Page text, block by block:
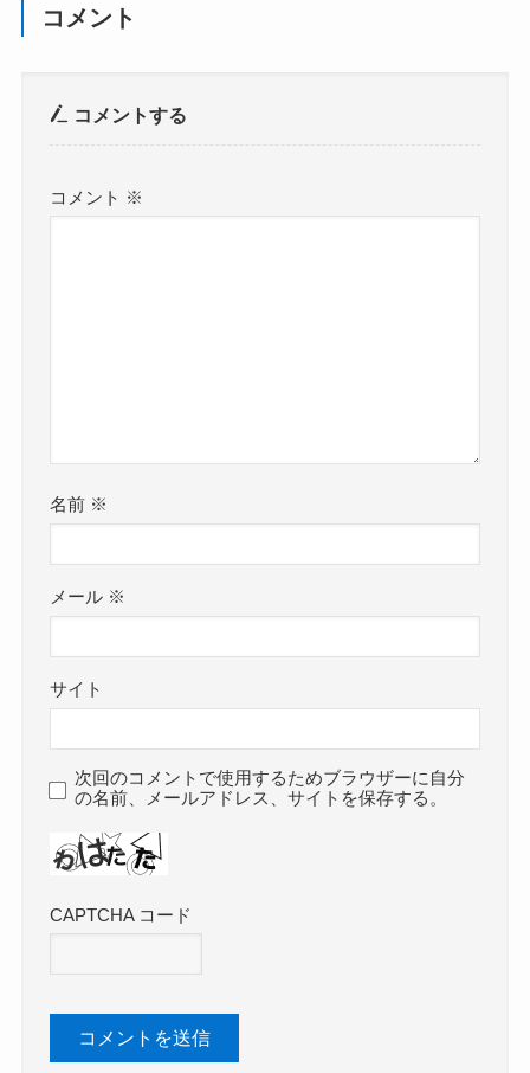
コメント
コメントする
コメント ※
名前 ※
メール ※
サイト
次回のコメントで使用するためブラウザーに自分
の名前、メールアドレス、サイトを保存する。
CAPTCHA コード